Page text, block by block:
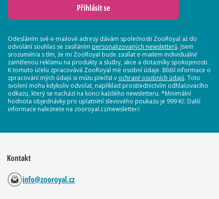
Přihlásit se
Odesláním své e-mailové adresy dávám společnosti ZooRoyal až do
odvolání souhlas se zasíláním personalizovaných newsletterů. Jsem
srozuměn/a s tím, že mi ZooRoyal bude zasílat e-mailem individuálně
zaměřenou reklamu na produkty a služby, akce a dotazníky spokojenosti.
K tomuto účelu zpracovává ZooRoyal mé osobní údaje. Bližší informace o
zpracování mých údajů si můžu přečíst v ochraně osobních údajů. Toto
svolení mohu kdykoliv odvolat, například prostřednictvím odhlašovacího
odkazu, který se nachází na konci každého newsletteru. *Minimální
hodnota objednávky pro uplatnění slevového poukazu je 999 Kč. Další
informace naleznete na zooroyal.cz/newsletter/.
Kontakt
info@zooroyal.cz